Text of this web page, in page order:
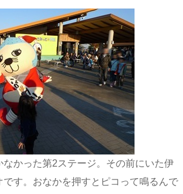
かった第2ステージ。その前にいた伊
す。おなかを押すとピコって鳴るんで